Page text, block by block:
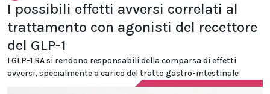
I possibili effetti avversi correlati al
trattamento con agonisti del recettore
del GLP-1
I GLP-1 RA si rendono responsabili della comparsa di effetti
avversi, specialmente a carico del tratto gastro-intestinale